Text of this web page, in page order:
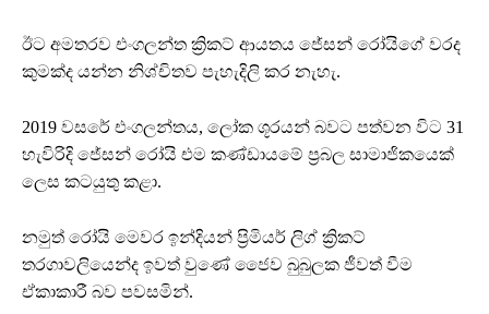
ඊට අමතරව එංගලන්ත ක්‍රිකට් ආයතය ජේසන් රෝයිගේ වරද
කුමක්ද යන්න නිශ්චිතව පැහැදිලි කර නැහැ.
2019 වසරේ එංගලන්තය, ලෝක ශූරයන් බවට පත්වන විට 31
හැවිරිදි ජේසන් රෝයි එම කණ්ඩායමේ ප්‍රබල සාමාජිකයෙක්
ලෙස කටයුතු කළා.
නමුත් රෝයි මෙවර ඉන්දියන් ප්‍රිමියර් ලිග් ක්‍රිකට්
තරගාවලියෙන්ද ඉවත් වුණේ ජෛව බුබුලක ජීවත් වීම
ඒකාකාරී බව පවසමින්.